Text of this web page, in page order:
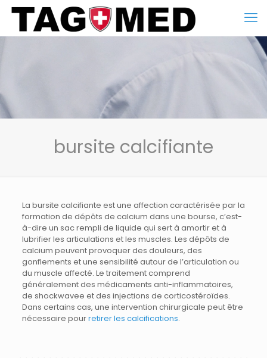
bursite calcifiante
La bursite calcifiante est une affection caractérisée par la
formation de dépôts de calcium dans une bourse, c’est-
à-dire un sac rempli de liquide qui sert à amortir et à
lubrifier les articulations et les muscles. Les dépôts de
calcium peuvent provoquer des douleurs, des
gonflements et une sensibilité autour de l’articulation ou
du muscle affecté. Le traitement comprend
généralement des médicaments anti-inflammatoires,
de shockwavee et des injections de corticostéroïdes.
Dans certains cas, une intervention chirurgicale peut être
nécessaire pourretirer les calcifications.